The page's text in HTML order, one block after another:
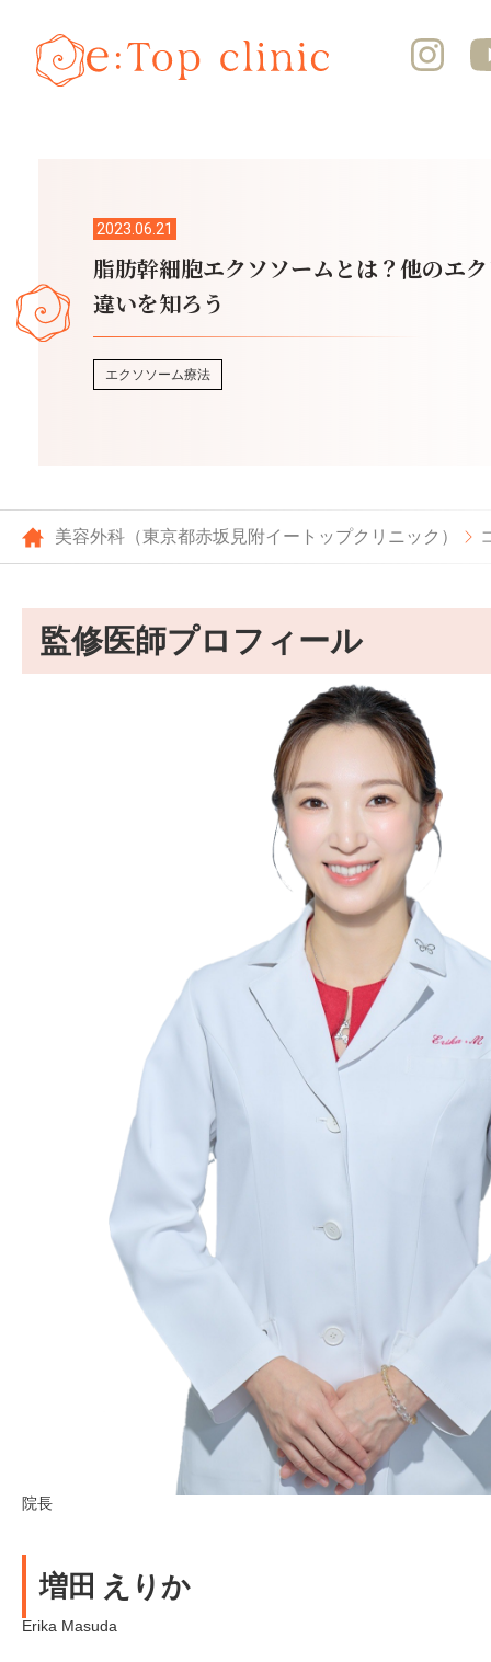
エクソソーム療法
脂肪幹細胞エクソソームとは？他のエ
違いを知ろう
2023.06.21
美容外科（東京都赤坂見附イートップクリニック）
監修医師プロフィール
院長
増田 えりか
Erika Masuda